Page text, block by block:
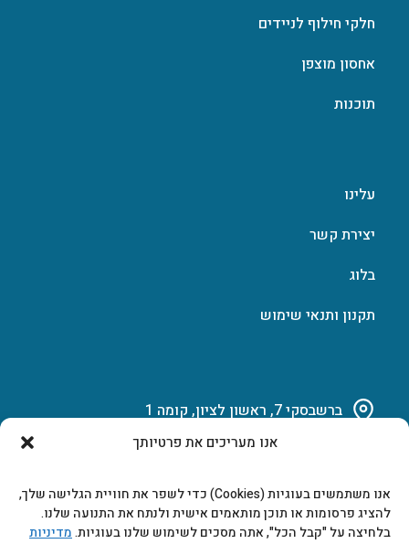
אנו מעריכים את פרטיותך
אנו משתמשים בעוגיות (Cookies) כדי לשפר את חוויית הגלישה שלך,
להציג פרסומות או תוכן מותאמים אישית ולנתח את התנועה שלנו.
בלחיצה על "קבל הכל", אתה מסכים לשימוש שלנו בעוגיות.מדיניות
חלקי חילוף לניידים
אחסון מוצפן
תוכנות
עלינו
יצירת קשר
בלוג
תקנון ותנאי שימוש
ברשבסקי 7, ראשון לציון, קומה 1
marketing@b-tech.co.il